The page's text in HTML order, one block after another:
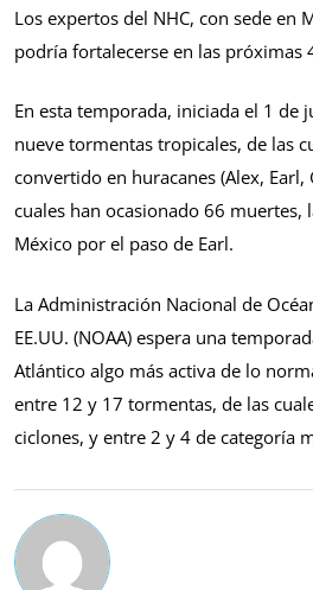
Los expertos del NHC, con sede en
podría fortalecerse en las próximas
En esta temporada, iniciada el 1 de
nueve tormentas tropicales, de las
convertido en huracanes (Alex,
cuales han ocasionado 66 muertes,
México por el paso de Earl.
La Administración Nacional de
EE.UU. (NOAA) espera una
Atlántico algo más activa de lo
entre 12 y 17 tormentas, de las
ciclones, y entre 2 y 4 de categoría